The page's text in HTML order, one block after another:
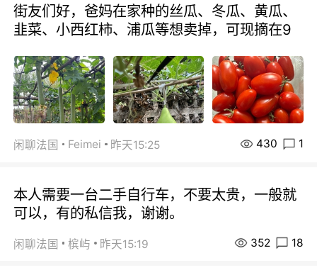
街友们好，爸妈在家种的丝瓜、冬瓜、黄瓜、
韭菜、小西红柿、浦瓜等想卖掉，可现摘在9
闲聊法国 Feimei 昨天15:25 430 1
本人需要一台二手自行车，不要太贵，一般就
可以，有的私信我，谢谢。
闲聊法国 槟屿 昨天15:19 352 18